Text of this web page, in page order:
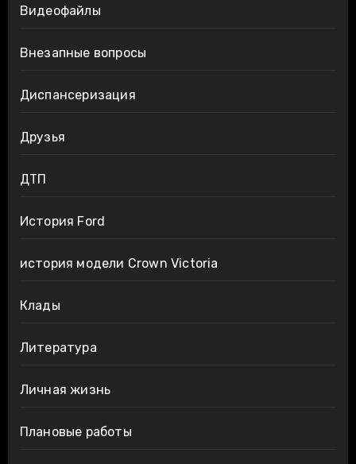
Видеофайлы
Внезапные вопросы
Диспансеризация
Друзья
ДТП
История Ford
история модели Crown Victoria
Клады
Литература
Личная жизнь
Плановые работы